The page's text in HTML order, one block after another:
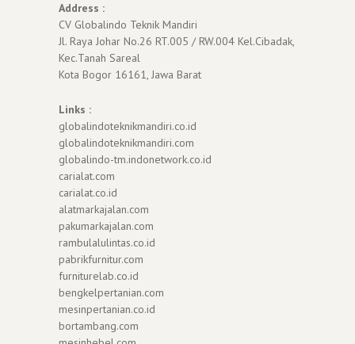
Address :
CV Globalindo Teknik Mandiri
Jl. Raya Johar No.26 RT.005 / RW.004 Kel.Cibadak,
Kec.Tanah Sareal
Kota Bogor 16161, Jawa Barat
Links :
globalindoteknikmandiri.co.id
globalindoteknikmandiri.com
globalindo-tm.indonetwork.co.id
carialat.com
carialat.co.id
alatmarkajalan.com
pakumarkajalan.com
rambulalulintas.co.id
pabrikfurnitur.com
furniturelab.co.id
bengkelpertanian.com
mesinpertanian.co.id
bortambang.com